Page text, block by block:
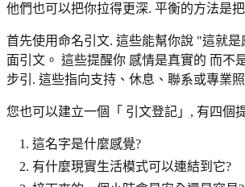
他們也可以把你拉得更深. 平衡的方法是
首先使用命名引文. 這些能幫你說 "這就
面引文。 這些提醒你 感情是真實的 而不
步引. 這些指向支持、休息、聯系或專業照
您也可以建立一個「 引文登記」, 有四個
這名字是什麼感覺?
有什麼現實生活模式可以連結到它?